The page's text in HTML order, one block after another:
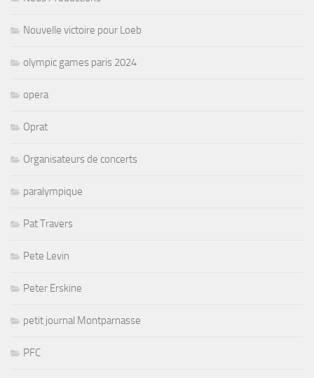
Nouvelle victoire pour Loeb
olympic games paris 2024
opera
Oprat
Organisateurs de concerts
paralympique
Pat Travers
Pete Levin
Peter Erskine
petit journal Montparnasse
PFC